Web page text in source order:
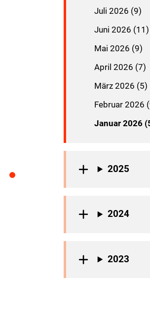
Juli 2026 (9)
Juni 2026 (11)
Mai 2026 (9)
April 2026 (7)
März 2026 (5)
Februar 2026
Januar 2026
2025
2024
2023